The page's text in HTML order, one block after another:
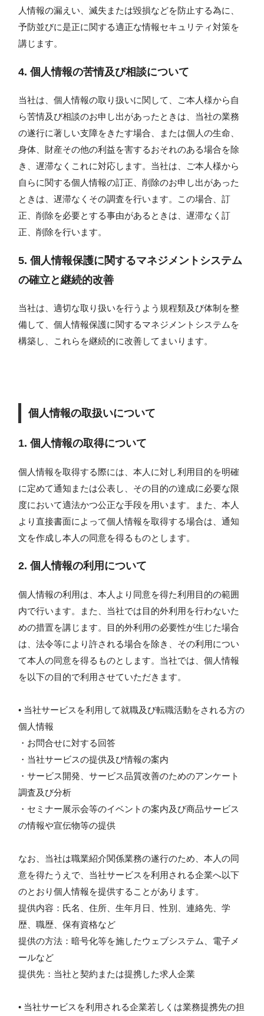
人情報の漏えい、滅失または毀損などを防止する為に、
予防並びに是正に関する適正な情報セキュリティ対策を
講じます。
4. 個人情報の苦情及び相談について
当社は、個人情報の取り扱いに関して、ご本人様から自
ら苦情及び相談のお申し出があったときは、当社の業務
の遂行に著しい支障をきたす場合、または個人の生命、
身体、財産その他の利益を害するおそれのある場合を除
き、遅滞なくこれに対応します。当社は、ご本人様から
自らに関する個人情報の訂正、削除のお申し出があった
ときは、遅滞なくその調査を行います。この場合、訂
正、削除を必要とする事由があるときは、遅滞なく訂
正、削除を行います。
5. 個人情報保護に関するマネジメントシステム
の確立と継続的改善
当社は、適切な取り扱いを行うよう規程類及び体制を整
備して、個人情報保護に関するマネジメントシステムを
構築し、これらを継続的に改善してまいります。
個人情報の取扱いについて
1. 個人情報の取得について
個人情報を取得する際には、本人に対し利用目的を明確
に定めて通知または公表し、その目的の達成に必要な限
度において適法かつ公正な手段を用います。また、本人
より直接書面によって個人情報を取得する場合は、通知
文を作成し本人の同意を得るものとします。
2. 個人情報の利用について
個人情報の利用は、本人より同意を得た利用目的の範囲
内で行います。また、当社では目的外利用を行わないた
めの措置を講じます。目的外利用の必要性が生じた場合
は、法令等により許される場合を除き、その利用につい
て本人の同意を得るものとします。当社では、個人情報
を以下の目的で利用させていただきます。
• 当社サービスを利用して就職及び転職活動をされる方の
個人情報
・お問合せに対する回答
・当社サービスの提供及び情報の案内
・サービス開発、サービス品質改善のためのアンケート
調査及び分析
・セミナー展示会等のイベントの案内及び商品サービス
の情報や宣伝物等の提供
なお、当社は職業紹介関係業務の遂行のため、本人の同
意を得たうえで、当社サービスを利用される企業へ以下
のとおり個人情報を提供することがあります。
提供内容：氏名、住所、生年月日、性別、連絡先、学
歴、職歴、保有資格など
提供の方法：暗号化等を施したウェブシステム、電子メ
ールなど
提供先：当社と契約または提携した求人企業
• 当社サービスを利用される企業若しくは業務提携先の担